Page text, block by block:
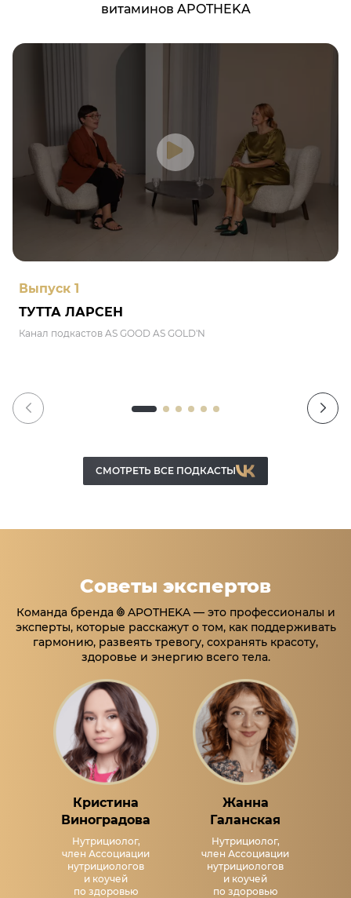
витаминов APOTHEKA
Выпуск 1
ТУТТА ЛАРСЕН
Канал подкастов AS GOOD AS GOLD'N
СМОТРЕТЬ ВСЕ ПОДКАСТЫ
Советы экспертов
Команда бренда
APOTHEKA — это профессионалы и
эксперты, которые расскажут о том, как поддерживать
гармонию, развеять тревогу, сохранять красоту,
здоровье и энергию всего тела.
Кристина
Виноградова
Нутрициолог,
член Ассоциации
нутрициологов
и коучей
по здоровью
Жанна
Галанская
Нутрициолог,
член Ассоциации
нутрициологов
и коучей
по здоровью